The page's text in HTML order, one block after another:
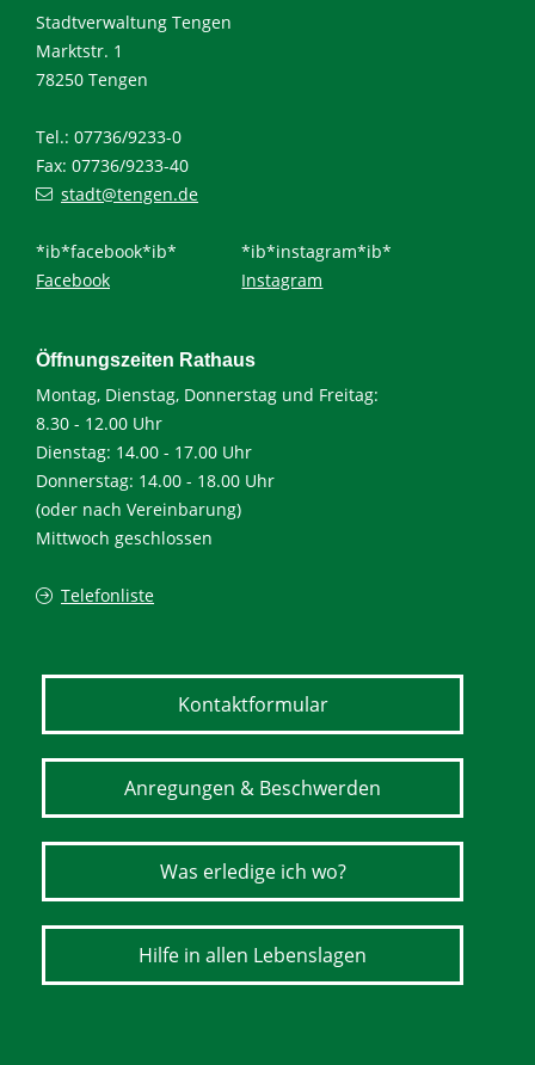
Stadtverwaltung Tengen
Marktstr. 1
78250 Tengen
Tel.: 07736/9233-0
Fax: 07736/9233-40
stadt@tengen.de
*ib*facebook*ib*
Facebook
*ib*instagram*ib*
Instagram
Öffnungszeiten Rathaus
Montag, Dienstag, Donnerstag und Freitag:
8.30 - 12.00 Uhr
Dienstag: 14.00 - 17.00 Uhr
Donnerstag: 14.00 - 18.00 Uhr
(oder nach Vereinbarung)
Mittwoch geschlossen
Telefonliste
Kontaktformular
Anregungen & Beschwerden
Was erledige ich wo?
Hilfe in allen Lebenslagen